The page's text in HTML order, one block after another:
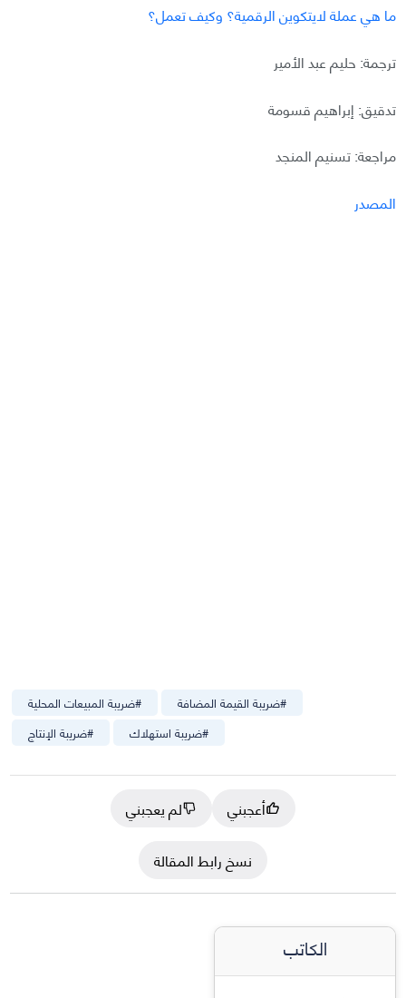
ما هي عملة لايتكوين الرقمية؟ وكيف تعمل؟
ترجمة: حليم عبد الأمير
تدقيق: إبراهيم قسومة
مراجعة: تسنيم المنجد
المصدر
#ضريبة المبيعات المحلية #ضريبة القيمة المضافة
#ضريبة الإنتاج #ضريبة استهلاك
أعجبني
لم يعجبني
نسخ رابط المقالة
الكاتب